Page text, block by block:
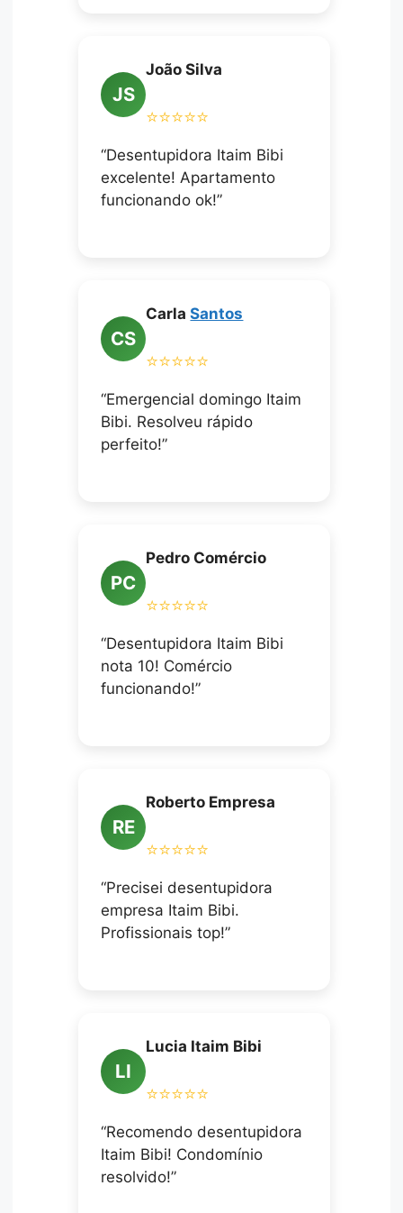
JS
João Silva
⭐⭐⭐⭐⭐
“Desentupidora Itaim Bibi
excelente! Apartamento
funcionando ok!”
CS
CarlaSantos
⭐⭐⭐⭐⭐
“Emergencial domingo Itaim
Bibi. Resolveu rápido
perfeito!”
PC
Pedro Comércio
⭐⭐⭐⭐⭐
“Desentupidora Itaim Bibi
nota 10! Comércio
funcionando!”
RE
Roberto Empresa
⭐⭐⭐⭐⭐
“Precisei desentupidora
empresa Itaim Bibi.
Profissionais top!”
LI
Lucia Itaim Bibi
⭐⭐⭐⭐⭐
“Recomendo desentupidora
Itaim Bibi! Condomínio
resolvido!”